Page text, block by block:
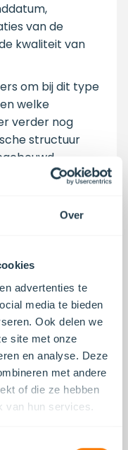
Over
advertenties te
media te bieden
Ook delen we
site met onze
en analyse. Deze
met andere
of die ze hebben
van hun services.
van de
kwaliteit van
om bij dit type
welke
verder nog
structuur
van
obligaties zijn
renterisico, het
schuldeiser bij
partij.